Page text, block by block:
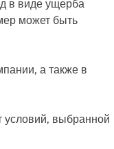
в виде ущерба
может быть
а также в
условий, выбранной